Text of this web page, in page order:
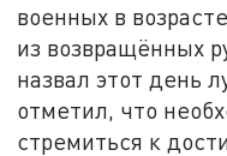
военных в
из возвращённых
назвал этот день
отметил, что
стремиться к